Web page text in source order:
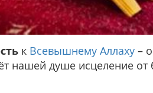
к Всевышнему Аллаху –
нашей душе исцеление